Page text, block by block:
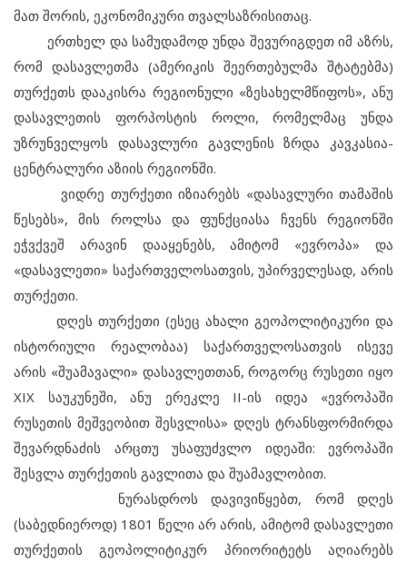
მათ შორის, ეკონომიკური თვალსაზრისითაც.
ერთხელ და სამუდამოდ უნდა შევურიგდეთ იმ აზრს,
რომ დასავლეთმა (ამერიკის შეერთებულმა შტატებმა)
თურქეთს დააკისრა რეგიონული «ზესახელმწიფოს», ანუ
დასავლეთის ფორპოსტის როლი, რომელმაც უნდა
უზრუნველყოს დასავლური გავლენის ზრდა კავკასია-
ცენტრალური აზიის რეგიონში.
ვიდრე თურქეთი იზიარებს «დასავლური თამაშის
წესებს», მის როლსა და ფუნქციასა ჩვენს რეგიონში
ეჭვქვეშ არავინ დააყენებს, ამიტომ «ევროპა» და
«დასავლეთი» საქართველოსათვის, უპირველესად, არის
თურქეთი.
დღეს თურქეთი (ესეც ახალი გეოპოლიტიკური და
ისტორიული რეალობაა) საქართველოსათვის ისევე
არის «შუამავალი» დასავლეთთან, როგორც რუსეთი იყო
XIX საუკუნეში, ანუ ერეკლე II-ის იდეა «ევროპაში
რუსეთის მეშვეობით შესვლისა» დღეს ტრანსფორმირდა
შევარდნაძის არცთუ უსაფუძვლო იდეაში: ევროპაში
შესვლა თურქეთის გავლითა და შუამავლობით.
ნურასდროს დავივიწყებთ, რომ დღეს
(საბედნიეროდ) 1801 წელი არ არის, ამიტომ დასავლეთი
თურქეთის გეოპოლიტიკურ პრიორიტეტს აღიარებს